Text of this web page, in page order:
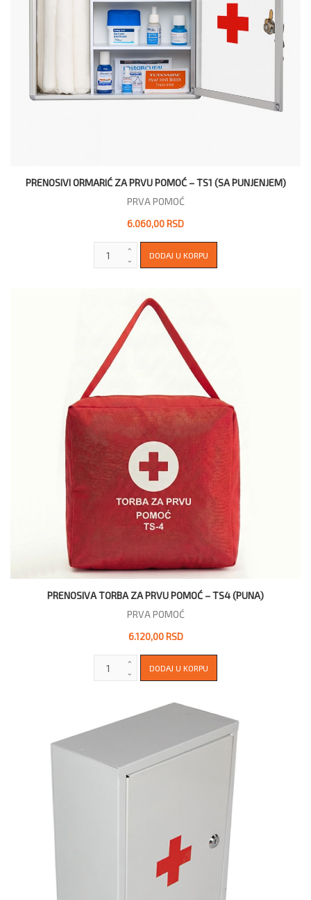
PRENOSIVI ORMARIĆ ZA PRVU POMOĆ – TS1 (SA PUNJENJEM)
PRVA POMOĆ
6.060,00 RSD
PRENOSIVA TORBA ZA PRVU POMOĆ – TS4 (PUNA)
PRVA POMOĆ
6.120,00 RSD